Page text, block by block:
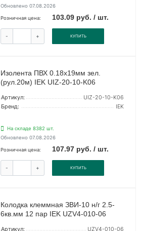
Обновлено 07.08.2026
Розничная цена: 103.09 руб. / шт.
- + КУПИТЬ
Изолента ПВХ 0.18х19мм зел.
(рул.20м) IEK UIZ-20-10-K06
Артикул:
UIZ-20-10-K06
Бренд:
IEK
На складе 8382 шт.
Обновлено 07.08.2026
Розничная цена: 107.97 руб. / шт.
- + КУПИТЬ
Колодка клеммная ЗВИ-10 н/г 2.5-
6кв.мм 12 пар IEK UZV4-010-06
Артикул: UZV4-010-06